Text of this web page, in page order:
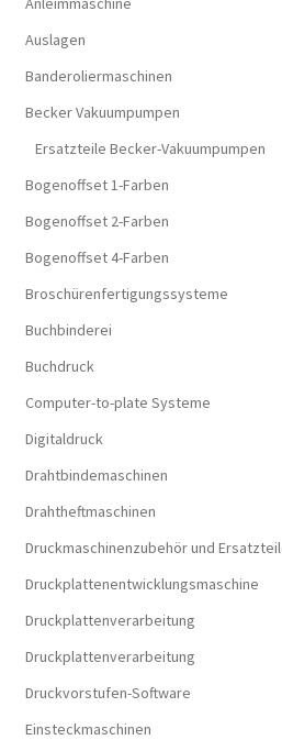
Auslagen
Banderoliermaschinen
Becker Vakuumpumpen
Ersatzteile Becker-Vakuumpumpen
Bogenoffset 1-Farben
Bogenoffset 2-Farben
Bogenoffset 4-Farben
Broschürenfertigungssysteme
Buchbinderei
Buchdruck
Computer-to-plate Systeme
Digitaldruck
Drahtbindemaschinen
Drahtheftmaschinen
Druckmaschinenzubehör und
Druckplattenentwicklungsmaschine
Druckplattenverarbeitung
Druckplattenverarbeitung
Druckvorstufen-Software
Einsteckmaschinen